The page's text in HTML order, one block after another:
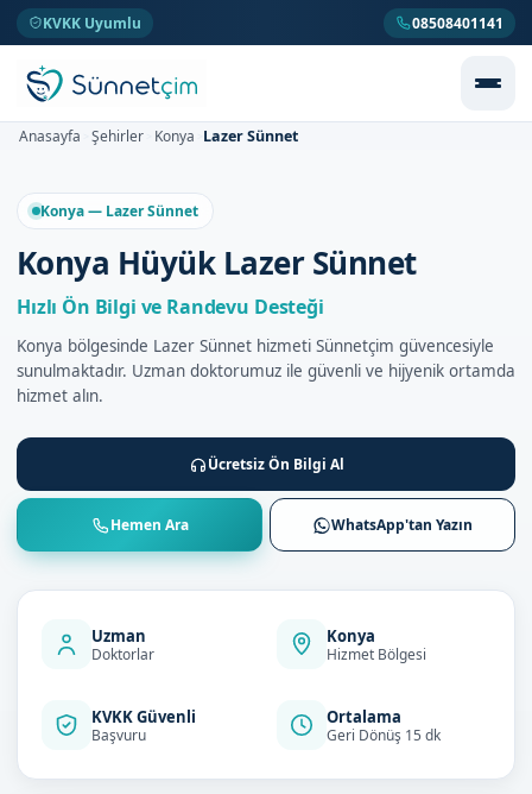
KVKK Uyumlu 08508401141
Anasayfa Şehirler Konya Lazer Sünnet
Konya — Lazer Sünnet
Konya Hüyük Lazer Sünnet
Hızlı Ön Bilgi ve Randevu Desteği
Konya bölgesinde Lazer Sünnet hizmeti Sünnetçim güvencesiyle
sunulmaktadır. Uzman doktorumuz ile güvenli ve hijyenik ortamda
hizmet alın.
Ücretsiz Ön Bilgi Al
Hemen Ara WhatsApp'tan Yazın
Uzman
Doktorlar
Konya
Hizmet Bölgesi
KVKK Güvenli
Başvuru
Ortalama
Geri Dönüş 15 dk